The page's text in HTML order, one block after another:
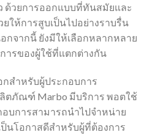
ด้วยการออกแบบที่ทันสมัยและ
ให้การสูบเป็นไปอย่างราบรื่น
จากนี้ ยังมีให้เลือกหลากหลาย
ารของผู้ใช้ที่แตกต่างกัน
กสำหรับผู้ประกอบการ
ตภัณฑ์ Marbo มีบริการ พอตใช้
บการสามารถนำไปจำหน่าย
นโอกาสดีสำหรับผู้ที่ต้องการ